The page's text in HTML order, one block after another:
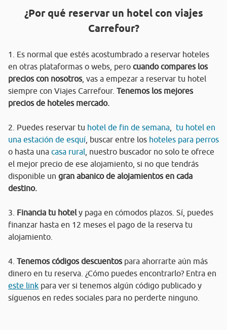
¿Por qué reservar un hotel con viajes
Carrefour?
1. Es normal que estés acostumbrado a reservar hoteles
en otras plataformas o webs, pero cuando compares los
precios con nosotros, vas a empezar a reservar tu hotel
siempre con Viajes Carrefour. Tenemos los mejores
precios de hoteles mercado.
2. Puedes reservar tu hotel de fin de semana
tu hotel en
una estación de esquí , buscar entre los hoteles para perros
o hasta una casa rural , nuestro buscador no solo te ofrece
el mejor precio de ese alojamiento, si no que tendrás
disponible un gran abanico de alojamientos en cada
destino.
3. Financia tu hotely paga en cómodos plazos. Sí, puedes
finanzar hasta en 12 meses el pago de la reserva tu
alojamiento.
4. Tenemos códigos descuentos para ahorrarte aún más
dinero en tu reserva. ¿Cómo puedes encontrarlo? Entra en
este link para ver si tenemos algún código publicado y
síguenos en redes sociales para no perderte ninguno.